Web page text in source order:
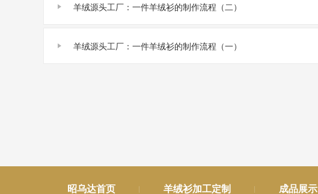
羊绒源头工厂：一件羊绒衫的制作流程（二）
羊绒源头工厂：一件羊绒衫的制作流程（一）
昭乌达首页 羊绒衫加工定制 成品展示